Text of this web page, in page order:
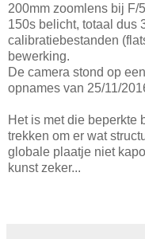
200mm zoomlens bij F/
150s belicht, totaal dus
calibratiebestanden
bewerking.
De camera stond op
opnames van 25/11/
Het is met die beperkte
trekken om er wat
globale plaatje niet
kunst zeker...